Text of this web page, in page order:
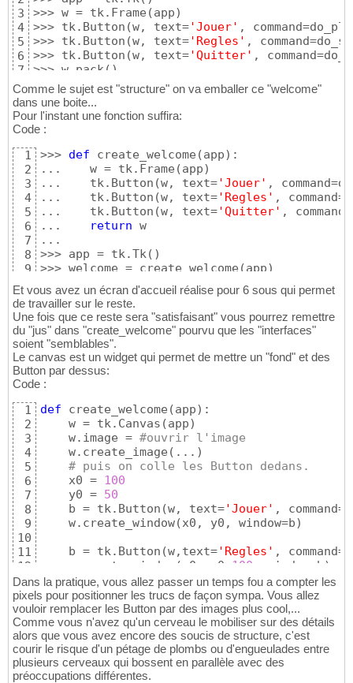
3
4
5
6
7
>>> w = tk.Frame (app)
>>> tk.Button (w, text='Jouer' ,
>>> tk.Button (w, text='Regles' ,
>>> tk.Button (w, text='Quitter' ,
>>> w.pack ( )
Comme le sujet est "structure" on va emballer ce "welcome"
dans une boite...
Pour l'instant une fonction suffira:
Code :
1
2
3
4
5
6
7
8
9
10
>>> def create_welcome (app) :
...    w = tk.Frame (app)
...    tk.Button (w, text='Jouer' ,
...    tk.Button (w, text='Regles' ,
...    tk.Button (w, text='Quitter' ,
...
return w
...
>>> app = tk.Tk( )
>>> welcome = create_welcome (app)
>>> welcome.pack
Et vous avez un écran d'accueil réalise pour 6 sous qui permet
de travailler sur le reste.
Une fois que ce reste sera "satisfaisant" vous pourrez remettre
du "jus" dans "create_welcome" pourvu que les "interfaces"
soient "semblables".
Le canvas est un widget qui permet de mettre un "fond" et des
Button par dessus:
Code :
1
2
3
4
5
6
7
8
9
10
11
12
13
14
15
16
17
def create_welcome (app) :
    w = tk.Canvas
(app)
    w.image =
#ouvrir l'image
    w.create_image
( ... )
# puis on colle les Button dedans.
    x0 =
100
    y0 =
50
    b = tk.Button
(w, text='Jouer' ,
    w.create_window
(x0, y0, window=b)
    b = tk.Button
(w,text='Regles' ,
    w.create_window
( x0, y0+ 100 , window=b )
    b = tk.Button
(w, text= 'Quitter',
    w.create_window
(x0, y0+200, window=b
return w
Dans la pratique, vous allez passer un temps fou a compter les
pixels pour positionner les trucs de façon sympa. Vous allez
vouloir remplacer les Button par des images plus cool,...
Comme vous n'avez qu'un cerveau le mobiliser sur des détails
alors que vous avez encore des soucis de structure, c'est
courir le risque d'un pétage de plombs ou d'engueulades entre
plusieurs cerveaux qui bossent en parallèle avec des
préoccupations différentes.